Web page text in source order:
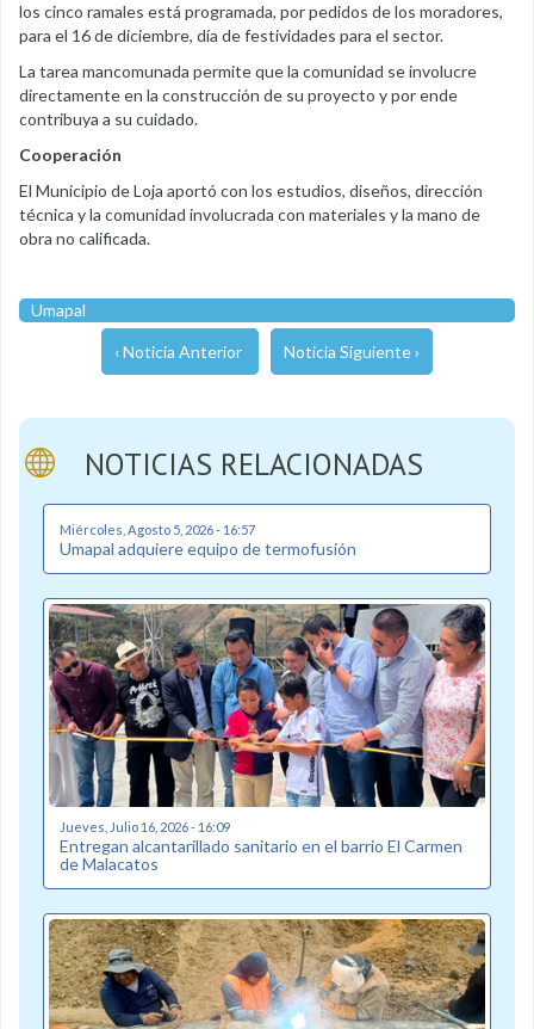
los cinco ramales está programada, por pedidos de los moradores,
para el 16 de diciembre, día de festividades para el sector.
La tarea mancomunada permite que la comunidad se involucre
directamente en la construcción de su proyecto y por ende
contribuya a su cuidado.
Cooperación
El Municipio de Loja aportó con los estudios, diseños, dirección
técnica y la comunidad involucrada con materiales y la mano de
obra no calificada.
Umapal
‹ Noticia Anterior Noticia Siguiente ›
NOTICIAS RELACIONADAS
Miércoles, Agosto 5, 2026 - 16:57
Umapal adquiere equipo de termofusión
Jueves, Julio 16, 2026 - 16:09
Entregan alcantarillado sanitario en el barrio El Carmen
de Malacatos